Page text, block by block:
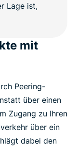
mit
Peering-
über einen
Zugang zu Ihren
über ein
dabei den